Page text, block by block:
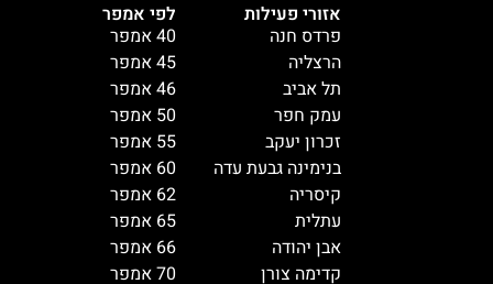
לפי אמפר
40 אמפר
45 אמפר
46 אמפר
50 אמפר
55 אמפר
60 אמפר
62 אמפר
65 אמפר
66 אמפר
70 אמפר
אזורי פעילות
פרדס חנה
הרצליה
תל אביב
עמק חפר
זכרון יעקב
בנימינה גבעת עדה
קיסריה
עתלית
אבן יהודה
קדימה צורן